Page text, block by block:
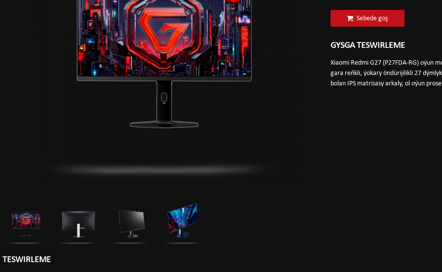
Sebede goş
GYSGA TESWIRLEME
Xiaomi Redmi G27 (P27FDA-RG)
gara reňkli, ýokary öndürijilikli 27
bolan IPS matrisasy arkaly, ol oýun
TESWIRLEME